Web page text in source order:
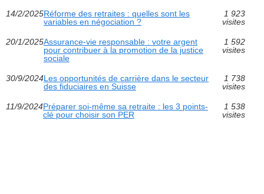
14/2/2025Réforme des retraites : quelles sont les
variables en négociation ?
1 923
visites
20/1/2025Assurance-vie responsable : votre argent
pour contribuer à la promotion de la justice
sociale
1 592
visites
30/9/2024Les opportunités de carrière dans le secteur
des fiduciaires en Suisse
1 738
visites
11/9/2024Préparer soi-même sa retraite : les 3 points-
clé pour choisir son PER
1 538
visites